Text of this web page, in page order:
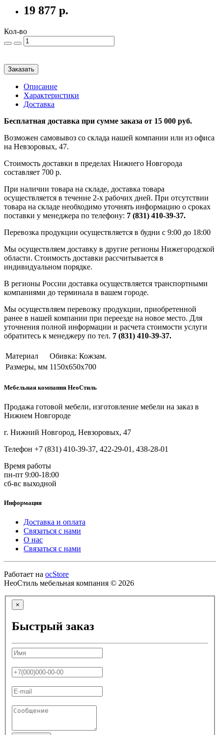
19 877 р.
Кол-во
Заказать
Описание
Характеристики
Доставка
Бесплатная доставка при сумме заказа от 15 000 руб.
Возможен самовывоз со склада нашей компании или из офиса
на Невзоровых, 47.
Стоимость доставки в пределах Нижнего Новгорода
составляет 700 р.
При наличии товара на складе, доставка товара
осуществляется в течение 2-х рабочих дней. При отсутствии
товара на складе необходимо уточнять информацию о сроках
поставки у менеджера по телефону: 7 (831) 410-39-37.
Перевозка продукции осуществляется в будни с 9:00 до 18:00
Мы осуществляем доставку в другие регионы Нижегородской
области. Стоимость доставки рассчитывается в
индивидуальном порядке.
В регионы России доставка осуществляется транспортными
компаниями до терминала в вашем городе.
Мы осуществляем перевозку продукции, приобретенной
ранее в нашей компании при переезде на новое место. Для
уточнения полной информации и расчета стоимости услуги
обратитесь к менеджеру по тел. 7 (831) 410-39-37.
Материал
Обивка: Кожзам.
Размеры, мм 1150х650х700
Мебельная компания НеоСтиль
Продажа готовой мебели, изготовление мебели на заказ в
Нижнем Новгороде
г. Нижний Новгород, Невзоровых, 47
Телефон +7 (831) 410-39-37, 422-29-01, 438-28-01
Время работы
пн-пт 9:00-18:00
сб-вс выходной
Информация
Доставка и оплата
Связаться с нами
О нас
Связаться с нами
Работает на ocStore
НеоСтиль мебельная компания © 2026
×
Быстрый заказ